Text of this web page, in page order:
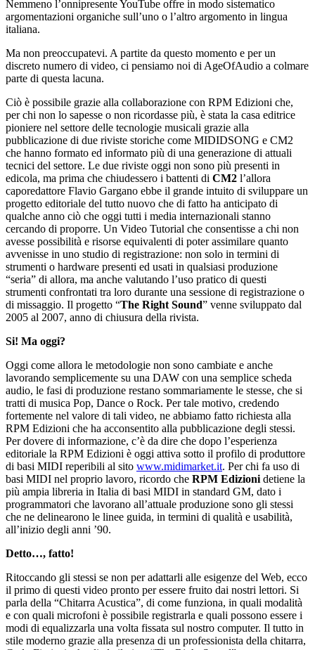
Nemmeno l’onnipresente YouTube offre in modo sistematico
argomentazioni organiche sull’uno o l’altro argomento in lingua
italiana.
Ma non preoccupatevi. A partite da questo momento e per un
discreto numero di video, ci pensiamo noi di AgeOfAudio a colmare
parte di questa lacuna.
Ciò è possibile grazie alla collaborazione con RPM Edizioni che,
per chi non lo sapesse o non ricordasse più, è stata la casa editrice
pioniere nel settore delle tecnologie musicali grazie alla
pubblicazione di due riviste storiche come MIDIDSONG e CM2
che hanno formato ed informato più di una generazione di attuali
tecnici del settore. Le due riviste oggi non sono più presenti in
edicola, ma prima che chiudessero i battenti di CM2 l’allora
caporedattore Flavio Gargano ebbe il grande intuito di sviluppare un
progetto editoriale del tutto nuovo che di fatto ha anticipato di
qualche anno ciò che oggi tutti i media internazionali stanno
cercando di proporre. Un Video Tutorial che consentisse a chi non
avesse possibilità e risorse equivalenti di poter assimilare quanto
avvenisse in uno studio di registrazione: non solo in termini di
strumenti o hardware presenti ed usati in qualsiasi produzione
“seria” di allora, ma anche valutando l’uso pratico di questi
strumenti confrontati tra loro durante una sessione di registrazione o
di missaggio. Il progetto “The Right Sound” venne sviluppato dal
2005 al 2007, anno di chiusura della rivista.
Si! Ma oggi?
Oggi come allora le metodologie non sono cambiate e anche
lavorando semplicemente su una DAW con una semplice scheda
audio, le fasi di produzione restano sommariamente le stesse, che si
tratti di musica Pop, Dance o Rock. Per tale motivo, credendo
fortemente nel valore di tali video, ne abbiamo fatto richiesta alla
RPM Edizioni che ha acconsentito alla pubblicazione degli stessi.
Per dovere di informazione, c’è da dire che dopo l’esperienza
editoriale la RPM Edizioni è oggi attiva sotto il profilo di produttore
di basi MIDI reperibili al sito www.midimarket.it. Per chi fa uso di
basi MIDI nel proprio lavoro, ricordo che RPM Edizioni detiene la
più ampia libreria in Italia di basi MIDI in standard GM, dato i
programmatori che lavorano all’attuale produzione sono gli stessi
che ne delinearono le linee guida, in termini di qualità e usabilità,
all’inizio degli anni ’90.
Detto…, fatto!
Ritoccando gli stessi se non per adattarli alle esigenze del Web, ecco
il primo di questi video pronto per essere fruito dai nostri lettori. Si
parla della “Chitarra Acustica”, di come funziona, in quali modalità
e con quali microfoni è possibile registrarla e quali possono essere i
modi di equalizzarla una volta fissata sul nostro computer. Il tutto in
stile moderno grazie alla presenza di un professionista della chitarra,